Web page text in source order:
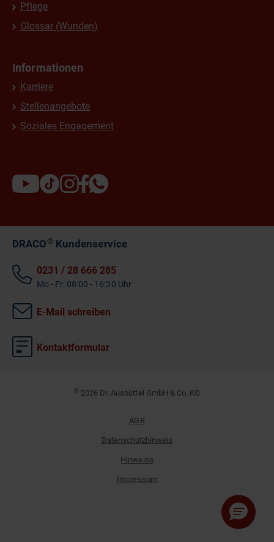
Pflege
Glossar (Wunden)
Informationen
Karriere
Stellenangebote
Soziales Engagement
DRACO®Kundenservice
0231 / 28 666 285
Mo - Fr: 08:00 - 16:30 Uhr
E-Mail schreiben
Kontaktformular
© 2026 Dr. Ausbüttel GmbH & Co. KG
AGB
Datenschutzhinweis
Hinweise
Impressum